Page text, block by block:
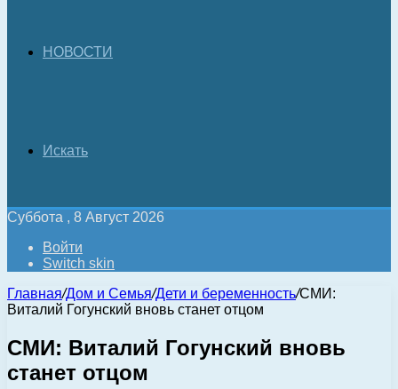
НОВОСТИ
Искать
Суббота , 8 Август 2026
Войти
Switch skin
Главная/Дом и Семья/Дети и беременность/СМИ:
Виталий Гогунский вновь станет отцом
СМИ: Виталий Гогунский вновь
станет отцом